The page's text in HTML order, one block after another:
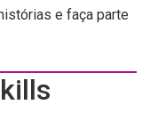
e faça parte